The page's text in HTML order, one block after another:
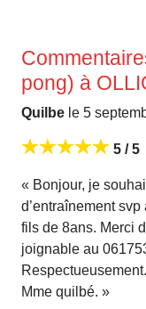
pong) à
Quilbe le 5
5 / 5
« Bonjour, je
d’entraînement
fils de 8ans. Merci
joignable au
Respectueusement.
Mme quilbé. »